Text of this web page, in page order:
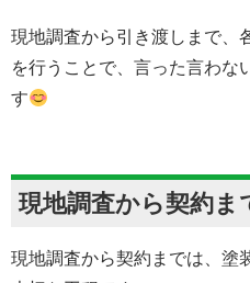
現地調査から引き渡しまで、
を行うことで、言った言わな
す
現地調査から契約ま
現地調査から契約までは、塗